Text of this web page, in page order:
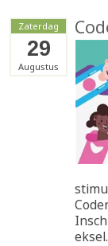
Zaterdag
29
Augustus